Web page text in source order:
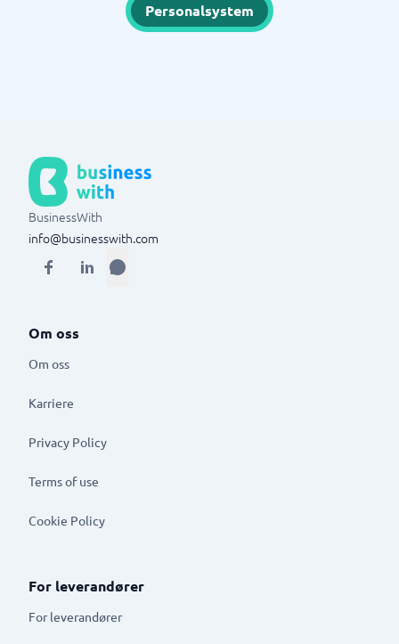
Personalsystem
BusinessWith
info@businesswith.com
Om oss
Om oss
Karriere
Privacy Policy
Terms of use
Cookie Policy
For leverandører
For leverandører